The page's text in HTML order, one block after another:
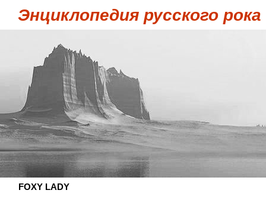
Энциклопедия русского рока
FOXY LADY